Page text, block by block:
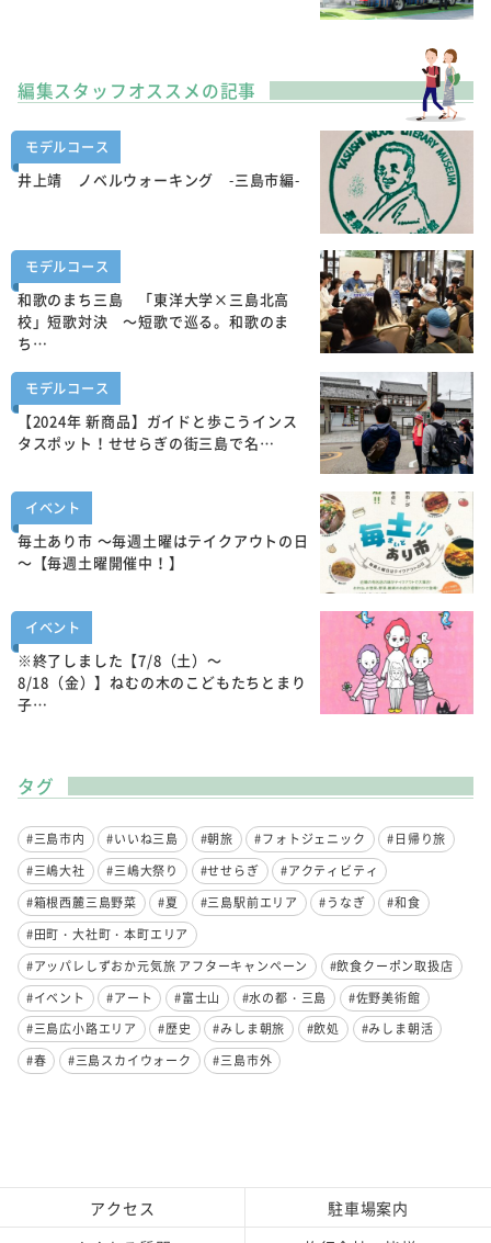
編集スタッフオススメの記事
モデルコース
井上靖 ノベルウォーキング -三島市編-
モデルコース
和歌のまち三島 「東洋大学×三島北高
校」短歌対決 ～短歌で巡る。和歌のま
ち…
モデルコース
【2024年 新商品】ガイドと歩こうインス
タスポット！せせらぎの街三島で名…
イベント
毎土あり市 ～毎週土曜はテイクアウトの日
～【毎週土曜開催中！】
イベント
※終了しました【7/8（土）～
8/18（金）】ねむの木のこどもたちとまり
子…
タグ
#三島市内 #いいね三島 #朝旅 #フォトジェニック
#日帰り旅
#三嶋大社
#三嶋大祭り #せせらぎ
#アクティビティ
#箱根西麓三島野菜
#夏 #三島駅前エリア #うなぎ
#和食
#田町・大社町・本町エリア
#アッパレしずおか元気旅 アフターキャンペーン
#飲食クーポン取扱店
#イベント
#アート #富士山 #水の都・三島
#佐野美術館
#三島広小路エリア
#歴史 #みしま朝旅 #飲処
#みしま朝活
#春
#三島スカイウォーク #三島市外
アクセス
駐車場案内